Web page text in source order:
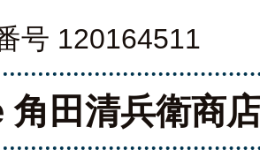
号 120164511
角田清兵衛商